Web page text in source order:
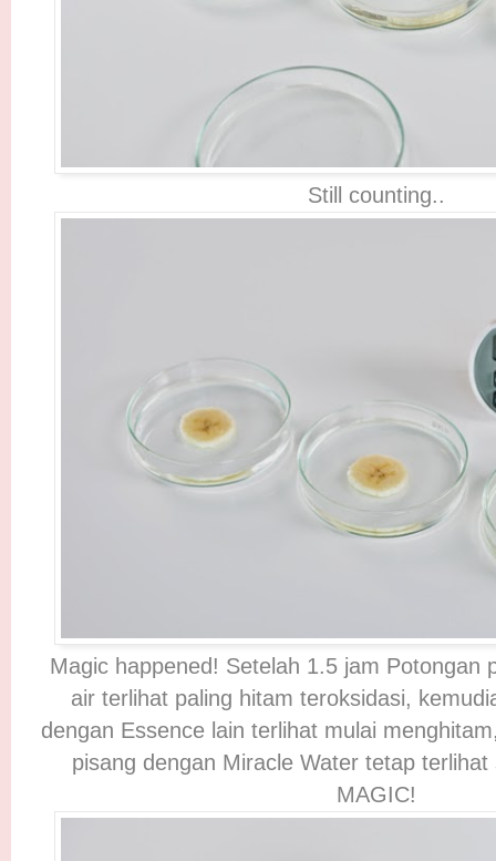
Still counting..
Magic happened! Setelah 1.5 jam Potongan
air terlihat paling hitam teroksidasi,
dengan Essence lain terlihat mulai
pisang dengan Miracle Water tetap
MAGIC!